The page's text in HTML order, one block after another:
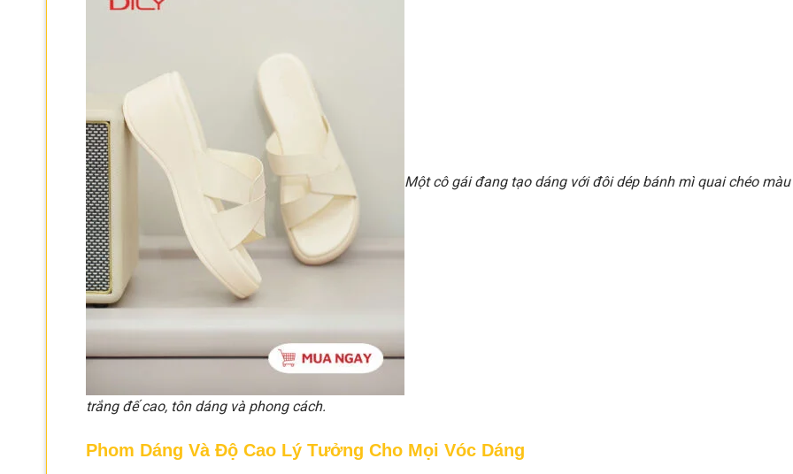
Một cô gái đang tạo dáng với đôi dép bánh mì quai chéo màu
trắng đế cao, tôn dáng và phong cách.
Phom Dáng Và Độ Cao Lý Tưởng Cho Mọi Vóc Dáng